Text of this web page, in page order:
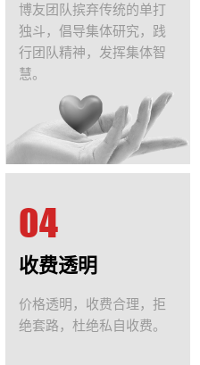
博友团队摈弃传统的单打
独斗，倡导集体研究，践
行团队精神，发挥集体智
慧。
04
收费透明
价格透明，收费合理，拒
绝套路，杜绝私自收费。